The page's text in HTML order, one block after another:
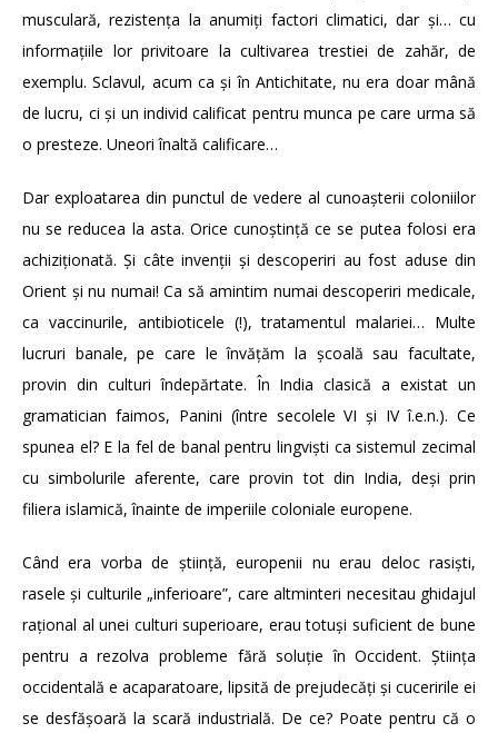
musculară, rezistența la anumiți factori climatici, dar și… cu
informațiile lor privitoare la cultivarea trestiei de zahăr, de
exemplu. Sclavul, acum ca și în Antichitate, nu era doar mână
de lucru, ci și un individ calificat pentru munca pe care urma să
o presteze. Uneori înaltă calificare…
Dar exploatarea din punctul de vedere al cunoașterii coloniilor
nu se reducea la asta. Orice cunoștință ce se putea folosi era
achiziționată. Și câte invenții și descoperiri au fost aduse din
Orient și nu numai! Ca să amintim numai descoperiri medicale,
ca vaccinurile, antibioticele (!), tratamentul malariei… Multe
lucruri banale, pe care le învățăm la școală sau facultate,
provin din culturi îndepărtate. În India clasică a existat un
gramatician faimos, Panini (între secolele VI și IV î.e.n.). Ce
spunea el? E la fel de banal pentru lingviști ca sistemul zecimal
cu simbolurile aferente, care provin tot din India, deși prin
filiera islamică, înainte de imperiile coloniale europene.
Când era vorba de știință, europenii nu erau deloc rasiști,
rasele și culturile „inferioare”, care altminteri necesitau ghidajul
rațional al unei culturi superioare, erau totuși suficient de bune
pentru a rezolva probleme fără soluție în Occident. Știința
occidentală e acaparatoare, lipsită de prejudecăți și cuceririle ei
se desfășoară la scară industrială. De ce? Poate pentru că o